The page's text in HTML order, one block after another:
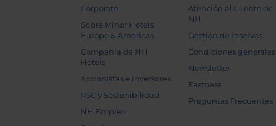
Corporate
Sobre Minor Hotels
Europe & Americas
Compañía de NH
Hotels
Accionistas e inversores
RSC y Sostenibilidad
NH Empleo
Atención al Cliente de
NH
Gestión de reservas
Condiciones generales
Newsletter
Fastpass
Preguntas Frecuentes